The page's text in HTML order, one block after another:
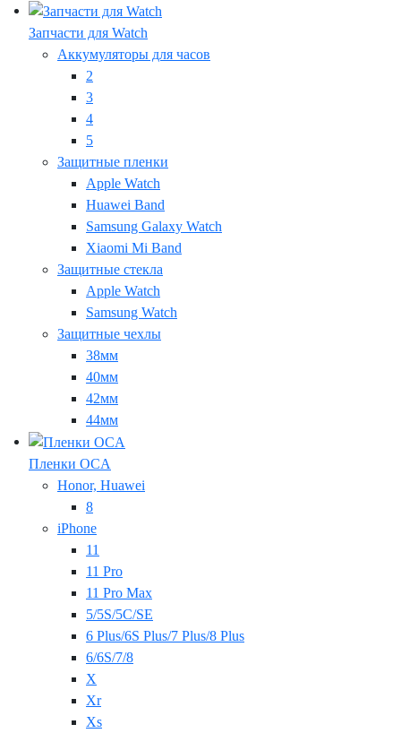
Запчасти для Watch
Аккумуляторы для часов
2
3
4
5
Защитные пленки
Apple Watch
Huawei Band
Samsung Galaxy Watch
Xiaomi Mi Band
Защитные стекла
Apple Watch
Samsung Watch
Защитные чехлы
38мм
40мм
42мм
44мм
Пленки OCA
Honor, Huawei
8
iPhone
11
11 Pro
11 Pro Max
5/5S/5C/SE
6 Plus/6S Plus/7 Plus/8 Plus
6/6S/7/8
X
Xr
Xs